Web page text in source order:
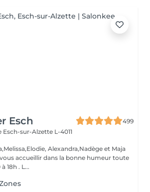
Esch
499
Esch-sur-Alzette L-4011
Alexandra,Nadège et Maja
accueillir dans la bonne humeur toute
18h . L...